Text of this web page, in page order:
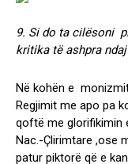
9. Si do ta cilësoni
kritika të ashpra
Në kohën e
Regjimit me apo pa
qoftë me glorifikimin
Nac.-Çlirimtare ,ose
patur piktorë që e